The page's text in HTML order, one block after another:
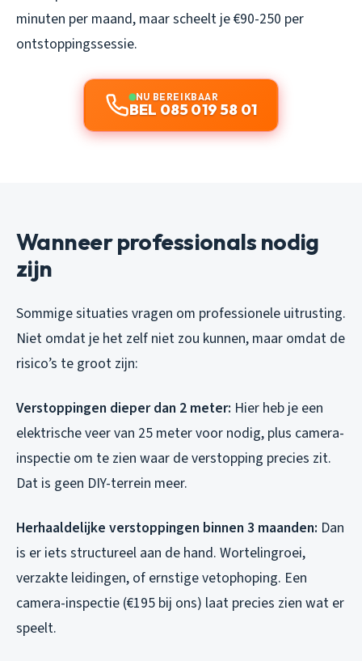
minuten per maand, maar scheelt je €90-250 per
ontstoppingssessie.
NU BEREIKBAAR
BEL 085 019 58 01
Wanneer professionals nodig
zijn
Sommige situaties vragen om professionele uitrusting.
Niet omdat je het zelf niet zou kunnen, maar omdat de
risico’s te groot zijn:
Verstoppingen dieper dan 2 meter: Hier heb je een
elektrische veer van 25 meter voor nodig, plus camera-
inspectie om te zien waar de verstopping precies zit.
Dat is geen DIY-terrein meer.
Herhaaldelijke verstoppingen binnen 3 maanden: Dan
is er iets structureel aan de hand. Wortelingroei,
verzakte leidingen, of ernstige vetophoping. Een
camera-inspectie (€195 bij ons) laat precies zien wat er
speelt.